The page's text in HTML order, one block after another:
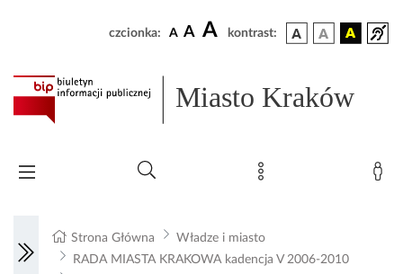
czcionka: A A A kontrast:
Miasto Kraków
Strona Główna
Władze i miasto
RADA MIASTA KRAKOWA kadencja V 2006-2010